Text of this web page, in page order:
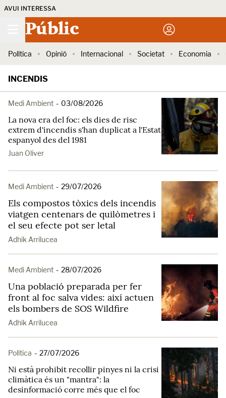
AVUI INTERESSA
Públic
Política Opinió Internacional Societat Economia
INCENDIS
Medi Ambient - 03/08/2026
La nova era del foc: els dies de risc
extrem d'incendis s'han duplicat a l'Estat
espanyol des del 1981
Juan Oliver
Medi Ambient - 29/07/2026
Els compostos tòxics dels incendis
viatgen centenars de quilòmetres i
el seu efecte pot ser letal
Adhik Arrilucea
Medi Ambient - 28/07/2026
Una població preparada per fer
front al foc salva vides: així actuen
els bombers de SOS Wildfire
Adhik Arrilucea
Política - 27/07/2026
Ni està prohibit recollir pinyes ni la crisi
climàtica és un "mantra": la
desinformació corre més que el foc